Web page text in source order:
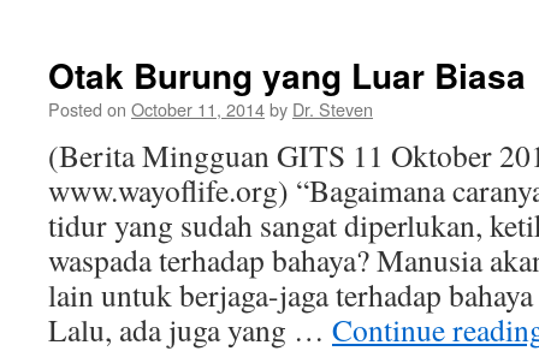
Otak Burung yang Luar Biasa
Posted on October 11, 2014by Dr. Steven
(Berita Mingguan GITS 11 Oktober
www.wayoflife.org) “Bagaimana
tidur yang sudah sangat diperlukan,
waspada terhadap bahaya? Manusia
lain untuk berjaga-jaga terhadap
Lalu, ada juga yang … Continue